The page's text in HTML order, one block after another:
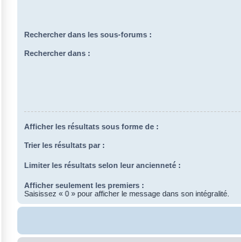
Rechercher dans les sous-forums :
Rechercher dans :
Afficher les résultats sous forme de :
Trier les résultats par :
Limiter les résultats selon leur ancienneté :
Afficher seulement les premiers :
Saisissez « 0 » pour afficher le message dans son intégralité.